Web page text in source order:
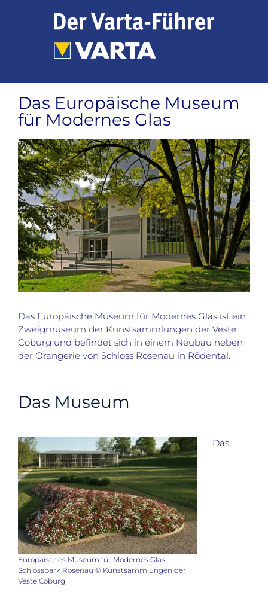
Das Europäische Museum
für Modernes Glas
Zeige
grösseres
Bild
Das Europäische Museum für Modernes Glas ist ein
Zweigmuseum der Kunstsammlungen der Veste
Coburg und befindet sich in einem Neubau neben
der Orangerie von Schloss Rosenau in Rödental.
Das Museum
Europäisches Museum für Modernes Glas,
Schlosspark Rosenau © Kunstsammlungen der
Veste Coburg
Das